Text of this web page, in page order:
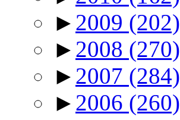
► 2009 (202)
► 2008 (270)
► 2007 (284)
► 2006 (260)